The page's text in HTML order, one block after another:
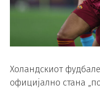
Холандскиот
официјално стана